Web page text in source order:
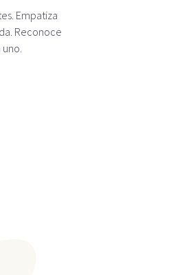
Empatiza
Reconoce